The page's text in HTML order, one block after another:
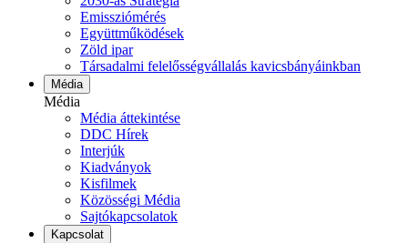
Emissziómérés
Együttműködések
Zöld ipar
Társadalmi felelősségvállalás kavicsbányáinkban
Média
Média
Média áttekintése
DDC Hírek
Interjúk
Kiadványok
Kisfilmek
Közösségi Média
Sajtókapcsolatok
Kapcsolat